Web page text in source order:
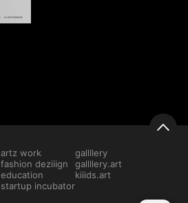
artz work
fashion deziiign
education
startup incubator
gallllery
gallllery.art
kiiids.art